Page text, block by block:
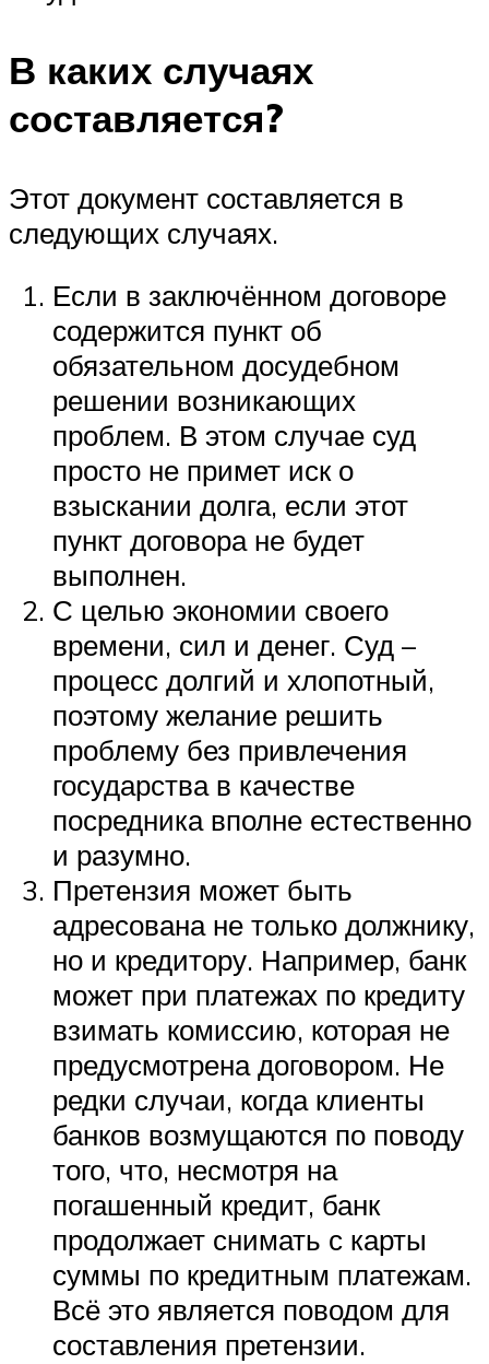
В каких случаях
составляется?
Этот документ составляется в
следующих случаях.
Если в заключённом договоре
содержится пункт об
обязательном досудебном
решении возникающих
проблем. В этом случае суд
просто не примет иск о
взыскании долга, если этот
пункт договора не будет
выполнен.
С целью экономии своего
времени, сил и денег. Суд –
процесс долгий и хлопотный,
поэтому желание решить
проблему без привлечения
государства в качестве
посредника вполне естественно
и разумно.
Претензия может быть
адресована не только должнику,
но и кредитору. Например, банк
может при платежах по кредиту
взимать комиссию, которая не
предусмотрена договором. Не
редки случаи, когда клиенты
банков возмущаются по поводу
того, что, несмотря на
погашенный кредит, банк
продолжает снимать с карты
суммы по кредитным платежам.
Всё это является поводом для
составления претензии.